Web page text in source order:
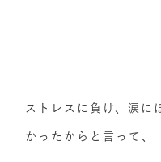
ストレスに負け、涙に
かったからと言って、